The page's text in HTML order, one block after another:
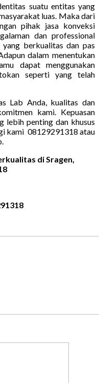
suatu entitas yang
luas. Maka dari
pihak jasa konveksi
dan professional
berkualitas dan pas
dalam menentukan
dapat menggunakan
seperti yang telah
Lab Anda, kualitas dan
kami. Kepuasan
lebih penting dan khusus
kami 08129291318 atau
di Sragen,